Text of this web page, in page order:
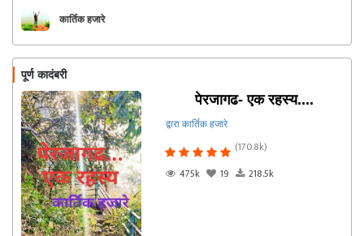
कार्तिक हजारे
पूर्ण कादंबरी
पेरजागढ- एक रहस्य....
द्वारा कार्तिक हजारे
(170.8k)
475k
19 218.5k